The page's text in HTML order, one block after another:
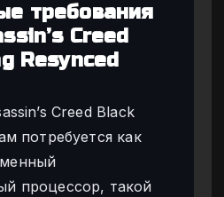
требования
Creed
Resynced
Creed Black
потребуется как
процессор, такой